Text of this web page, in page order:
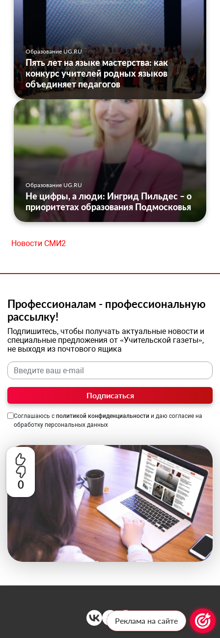
0
Образование UG.RU
Пять лет на языке мастерства: как
конкурс учителей родных языков
объединяет педагогов
Образование UG.RU
Не цифры, а люди: Ингрид Пильдес – о
приоритетах образования Подмосковья
Новости СМИ2
Профессионалам - профессиональную
рассылку!
Подпишитесь, чтобы получать актуальные новости и
специальные предложения от «Учительской газеты»,
не выходя из почтового ящика
Подписаться
Соглашаюсь с политикой конфиденциальности и даю согласие на
обработку персональных данных
Реклама на сайте